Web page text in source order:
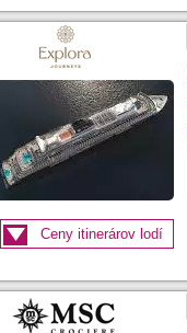
Ceny itinerárov lodí